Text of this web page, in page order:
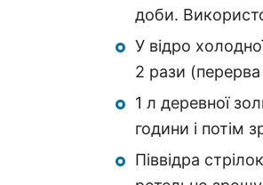
доби.
У відро
2 рази
1 л деревної
години і потім
Піввідра